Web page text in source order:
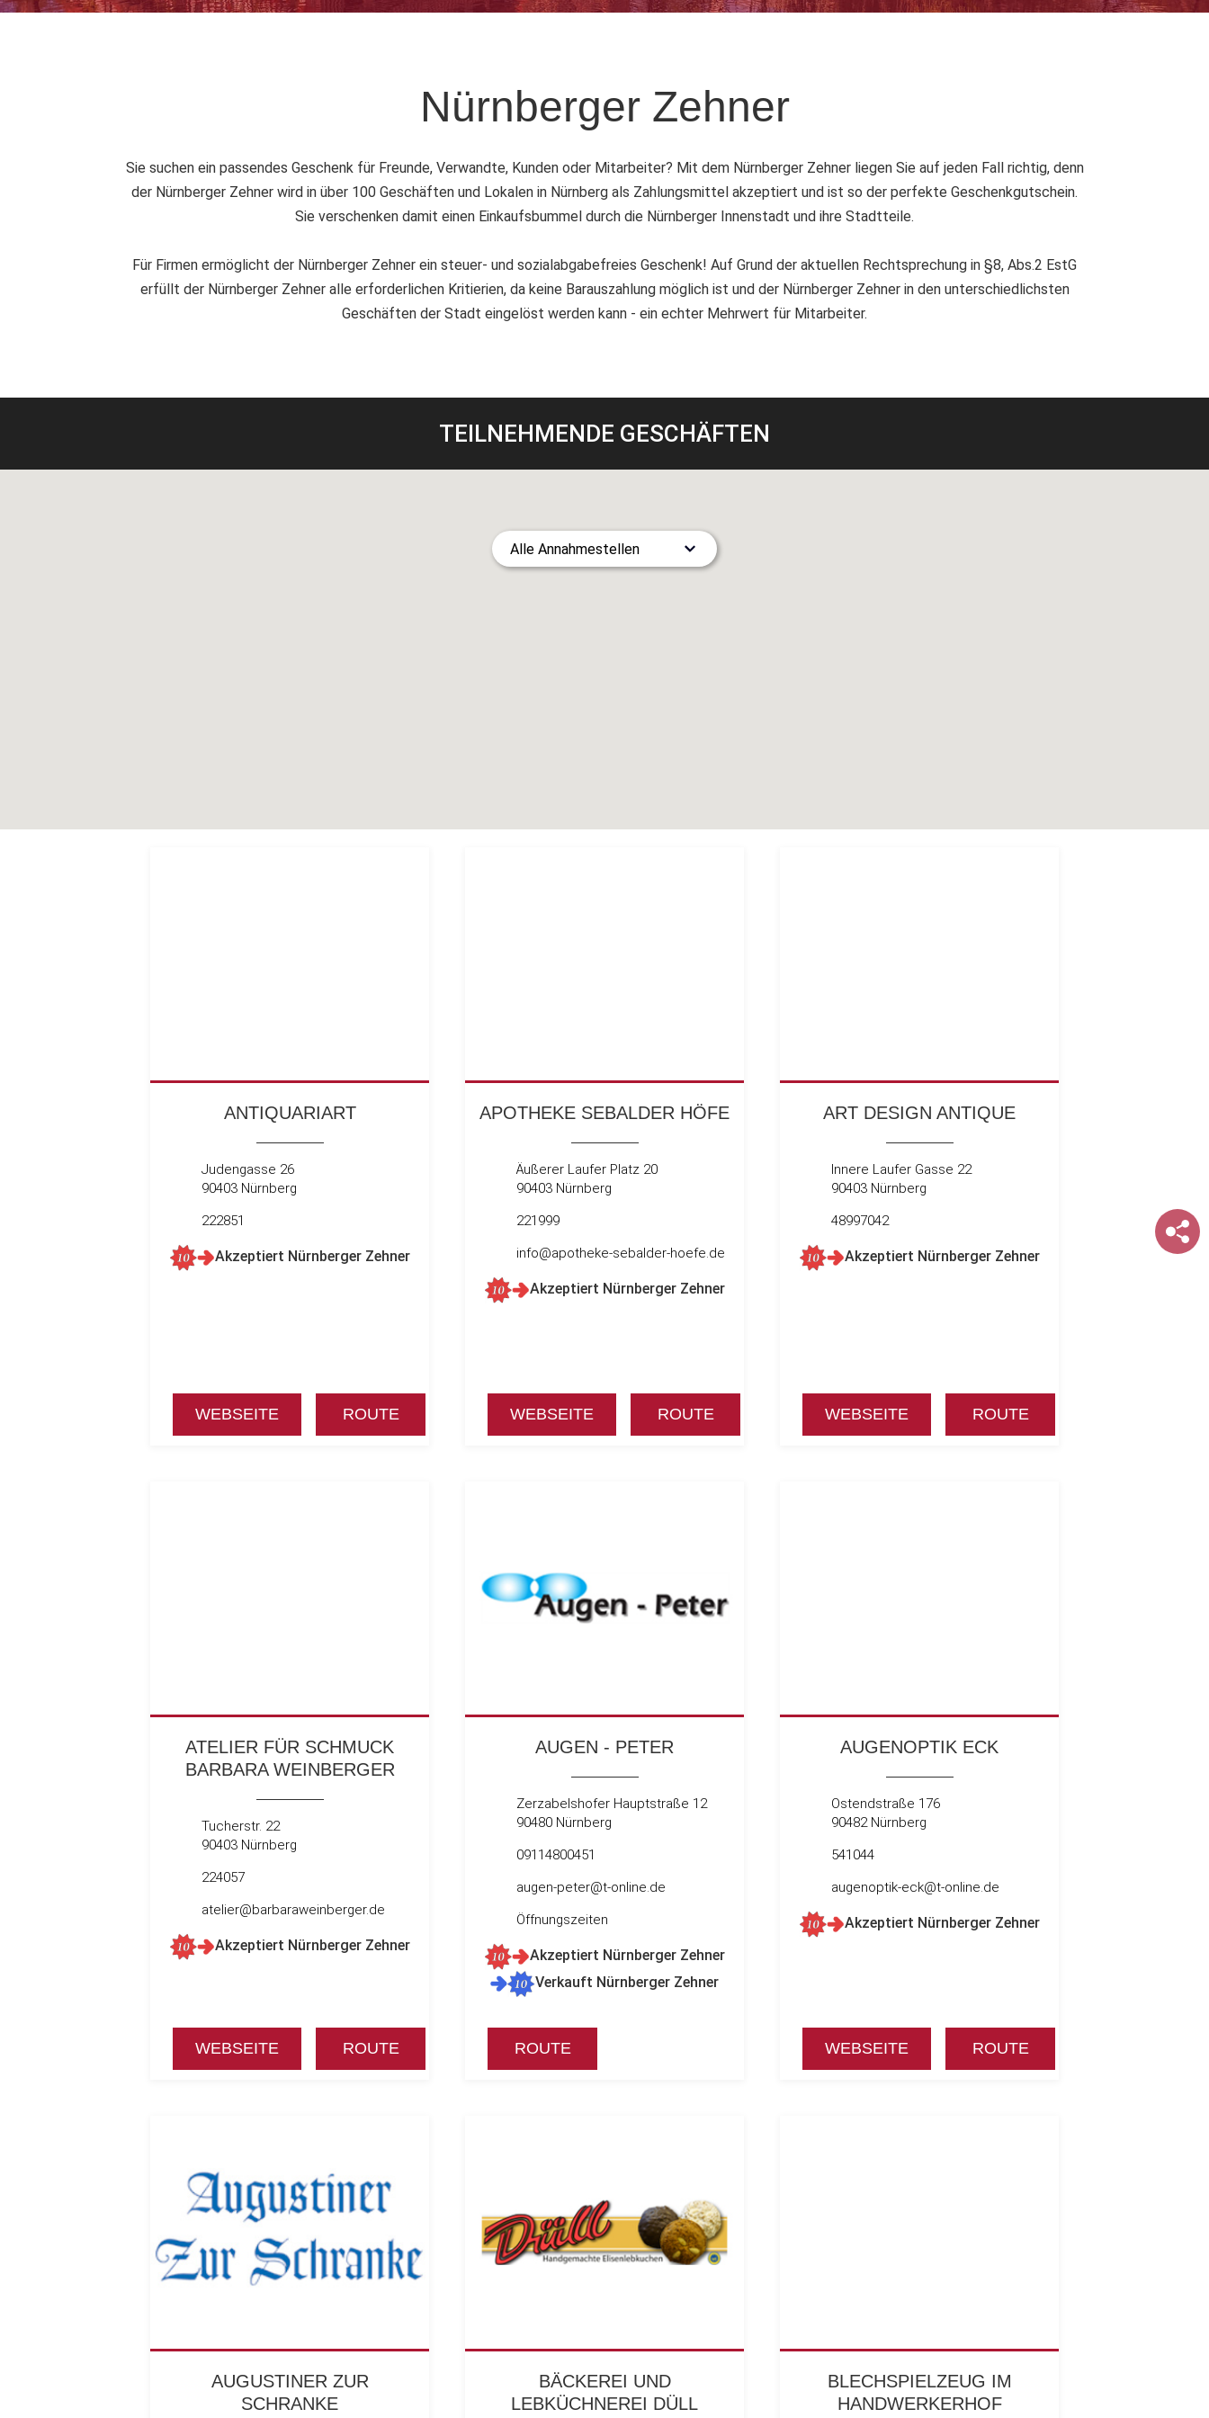
Nürnberger Zehner
Sie suchen ein passendes Geschenk für Freunde, Verwandte, Kunden oder Mitarbeiter? Mit dem Nürnberger Zehner liegen Sie auf jeden Fall richtig, denn
der Nürnberger Zehner wird in über 100 Geschäften und Lokalen in Nürnberg als Zahlungsmittel akzeptiert und ist so der perfekte Geschenkgutschein.
Sie verschenken damit einen Einkaufsbummel durch die Nürnberger Innenstadt und ihre Stadtteile.
Für Firmen ermöglicht der Nürnberger Zehner ein steuer- und sozialabgabefreies Geschenk! Auf Grund der aktuellen Rechtsprechung in §8, Abs.2 EstG
erfüllt der Nürnberger Zehner alle erforderlichen Kritierien, da keine Barauszahlung möglich ist und der Nürnberger Zehner in den unterschiedlichsten
Geschäften der Stadt eingelöst werden kann - ein echter Mehrwert für Mitarbeiter.
TEILNEHMENDE GESCHÄFTEN
ANTIQUARIART
Judengasse 26
90403 Nürnberg
222851
Akzeptiert Nürnberger Zehner
WEBSEITE ROUTE
APOTHEKE SEBALDER HÖFE
Äußerer Laufer Platz 20
90403 Nürnberg
221999
info@apotheke-sebalder-hoefe.de
Akzeptiert Nürnberger Zehner
WEBSEITE ROUTE
ART DESIGN ANTIQUE
Innere Laufer Gasse 22
90403 Nürnberg
48997042
Akzeptiert Nürnberger Zehner
WEBSEITE ROUTE
ATELIER FÜR SCHMUCK
BARBARA WEINBERGER
Tucherstr. 22
90403 Nürnberg
224057
atelier@barbaraweinberger.de
Akzeptiert Nürnberger Zehner
WEBSEITE ROUTE
AUGEN - PETER
Zerzabelshofer Hauptstraße 12
90480 Nürnberg
09114800451
augen-peter@t-online.de
Öffnungszeiten
Akzeptiert Nürnberger Zehner
Verkauft Nürnberger Zehner
ROUTE
AUGENOPTIK ECK
Ostendstraße 176
90482 Nürnberg
541044
augenoptik-eck@t-online.de
Akzeptiert Nürnberger Zehner
WEBSEITE ROUTE
AUGUSTINER ZUR
SCHRANKE
BÄCKEREI UND
LEBKÜCHNEREI DÜLL
BLECHSPIELZEUG IM
HANDWERKERHOF